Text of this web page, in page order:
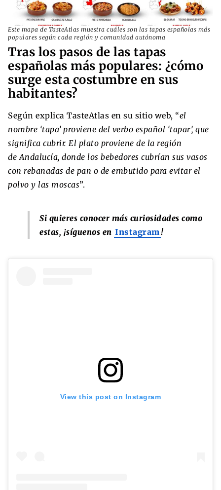
Este mapa de TasteAtlas muestra cuáles son las tapas españolas más
populares según cada región y comunidad autónoma
Tras los pasos de las tapas
españolas más populares: ¿cómo
surge esta costumbre en sus
habitantes?
Según explica TasteAtlas en su sitio web, “el
nombre ‘tapa’ proviene del verbo español ‘tapar’, que
significa cubrir. El plato proviene de la región
de Andalucía, donde los bebedores cubrían sus vasos
con rebanadas de pan o de embutido para evitar el
polvo y las moscas”.
Si quieres conocer más curiosidades como
estas, ¡síguenos en Instagram!
View this post on Instagram